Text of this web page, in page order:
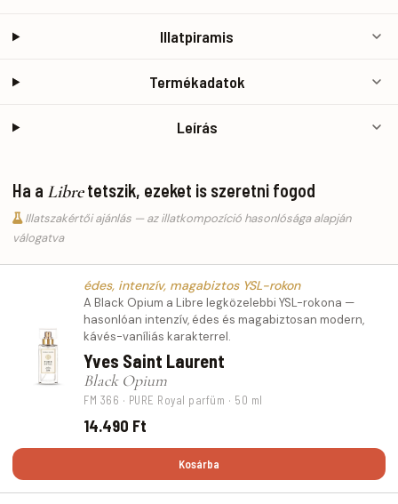
Illatpiramis
Termékadatok
Leírás
Ha a Libretetszik, ezeket is szeretni fogod
Illatszakértői ajánlás — az illatkompozíció hasonlósága alapján
válogatva
édes, intenzív, magabiztos YSL-rokon
A Black Opium a Libre legközelebbi YSL-rokona —
hasonlóan intenzív, édes és magabiztosan modern,
kávés-vaníliás karakterrel.
Yves Saint Laurent
Black Opium
FM 366 · PURE Royal parfüm · 50 ml
14.490 Ft
Kosárba